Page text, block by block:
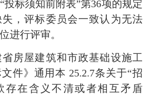
投标须知前附表”第36项的规定
，评标委员会一致认为无法
进行评审。
屋建筑和市政基础设施工
件》通用本 25.2.7条关于“招
存在含义不清或者相互矛盾